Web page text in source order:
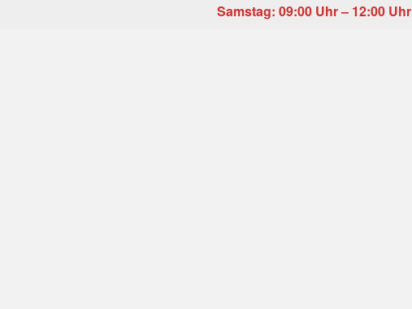
Samstag: 09:00 Uhr – 12:00 Uhr